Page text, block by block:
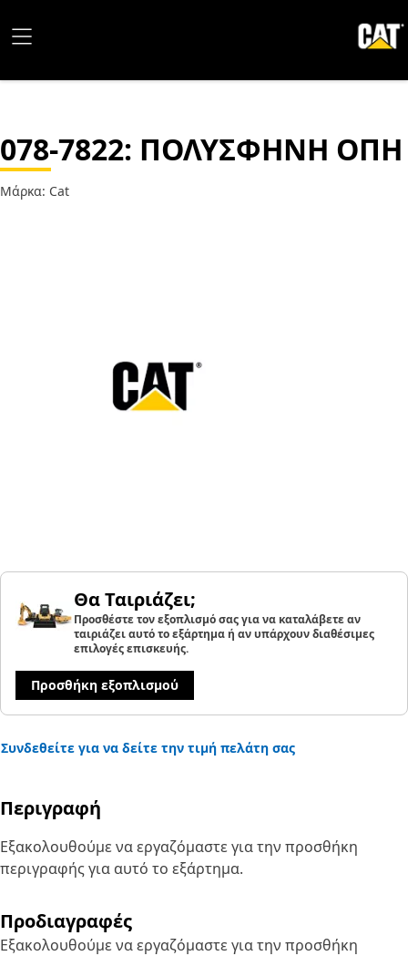
078-7822: ΠΟΛΥΣΦΗΝΗ ΟΠΗ
Μάρκα: Cat
Θα Ταιριάζει;
Προσθέστε τον εξοπλισμό σας για να καταλάβετε αν
ταιριάζει αυτό το εξάρτημα ή αν υπάρχουν διαθέσιμες
επιλογές επισκευής.
Προσθήκη εξοπλισμού
Συνδεθείτε για να δείτε την τιμή πελάτη σας
Περιγραφή
Εξακολουθούμε να εργαζόμαστε για την προσθήκη
περιγραφής για αυτό το εξάρτημα.
Προδιαγραφές
Εξακολουθούμε να εργαζόμαστε για την προσθήκη